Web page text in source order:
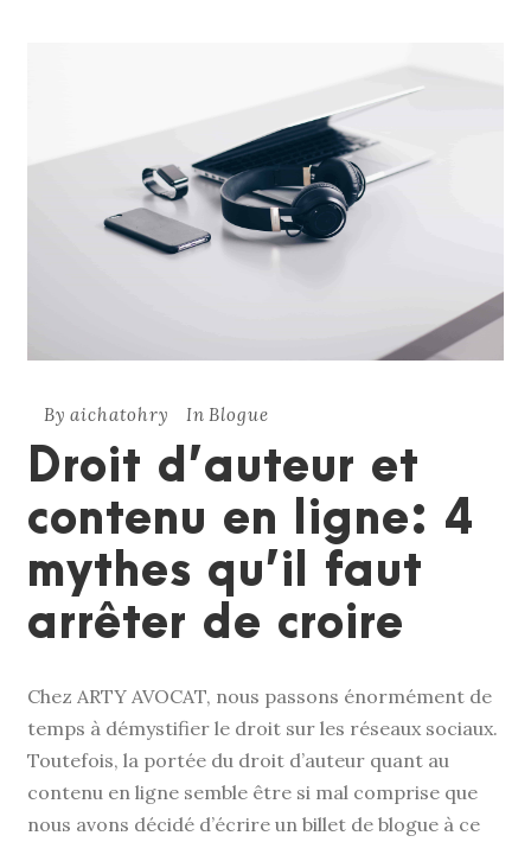
By aichatohry In Blogue
Droit d’auteur et
contenu en ligne: 4
mythes qu’il faut
arrêter de croire
Chez ARTY AVOCAT, nous passons énormément de
temps à démystifier le droit sur les réseaux sociaux.
Toutefois, la portée du droit d’auteur quant au
contenu en ligne semble être si mal comprise que
nous avons décidé d’écrire un billet de blogue à ce